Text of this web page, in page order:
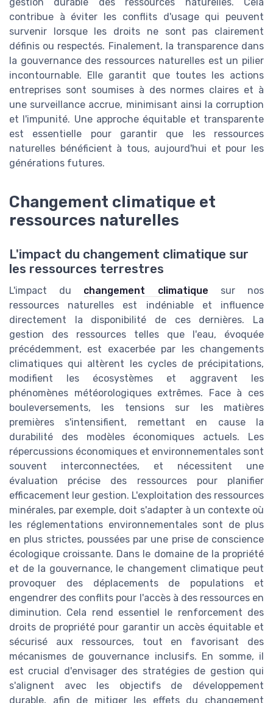
contribue à éviter les conflits d'usage qui peuvent
survenir lorsque les droits ne sont pas clairement
définis ou respectés. Finalement, la transparence dans
la gouvernance des ressources naturelles est un pilier
incontournable. Elle garantit que toutes les actions
entreprises sont soumises à des normes claires et à
une surveillance accrue, minimisant ainsi la corruption
et l'impunité. Une approche équitable et transparente
est essentielle pour garantir que les ressources
naturelles bénéficient à tous, aujourd'hui et pour les
générations futures.
Changement climatique et
ressources naturelles
L'impact du changement climatique sur
les ressources terrestres
L'impact du changement climatique sur nos
ressources naturelles est indéniable et influence
directement la disponibilité de ces dernières. La
gestion des ressources telles que l'eau, évoquée
précédemment, est exacerbée par les changements
climatiques qui altèrent les cycles de précipitations,
modifient les écosystèmes et aggravent les
phénomènes météorologiques extrêmes. Face à ces
bouleversements, les tensions sur les matières
premières s'intensifient, remettant en cause la
durabilité des modèles économiques actuels. Les
répercussions économiques et environnementales sont
souvent interconnectées, et nécessitent une
évaluation précise des ressources pour planifier
efficacement leur gestion. L'exploitation des ressources
minérales, par exemple, doit s'adapter à un contexte où
les réglementations environnementales sont de plus
en plus strictes, poussées par une prise de conscience
écologique croissante. Dans le domaine de la propriété
et de la gouvernance, le changement climatique peut
provoquer des déplacements de populations et
engendrer des conflits pour l'accès à des ressources en
diminution. Cela rend essentiel le renforcement des
droits de propriété pour garantir un accès équitable et
sécurisé aux ressources, tout en favorisant des
mécanismes de gouvernance inclusifs. En somme, il
est crucial d'envisager des stratégies de gestion qui
s'alignent avec les objectifs de développement
durable, afin de mitiger les effets du changement